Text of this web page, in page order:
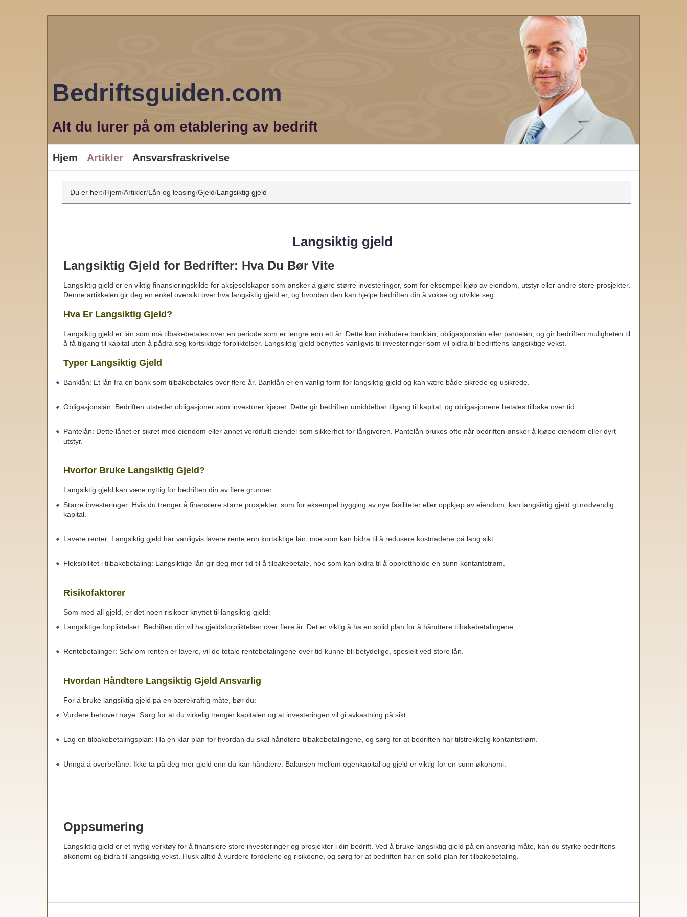
Bedriftsguiden.com
Alt du lurer på om etablering av bedrift
Hjem Artikler Ansvarsfraskrivelse
Du er her: Hjem Artikler Lån og leasing Gjeld Langsiktig gjeld
Langsiktig gjeld
Langsiktig Gjeld for Bedrifter: Hva Du Bør Vite
Langsiktig gjeld er en viktig finansieringskilde for aksjeselskaper som ønsker å gjøre større investeringer, som for eksempel kjøp av eiendom, utstyr eller andre store prosjekter.
Denne artikkelen gir deg en enkel oversikt over hva langsiktig gjeld er, og hvordan den kan hjelpe bedriften din å vokse og utvikle seg.
Hva Er Langsiktig Gjeld?
Langsiktig gjeld er lån som må tilbakebetales over en periode som er lengre enn ett år. Dette kan inkludere banklån, obligasjonslån eller pantelån, og gir bedriften muligheten til
å få tilgang til kapital uten å pådra seg kortsiktige forpliktelser. Langsiktig gjeld benyttes vanligvis til investeringer som vil bidra til bedriftens langsiktige vekst.
Typer Langsiktig Gjeld
Banklån: Et lån fra en bank som tilbakebetales over flere år. Banklån er en vanlig form for langsiktig gjeld og kan være både sikrede og usikrede.
Obligasjonslån: Bedriften utsteder obligasjoner som investorer kjøper. Dette gir bedriften umiddelbar tilgang til kapital, og obligasjonene betales tilbake over tid.
Pantelån: Dette lånet er sikret med eiendom eller annet verdifullt eiendel som sikkerhet for långiveren. Pantelån brukes ofte når bedriften ønsker å kjøpe eiendom eller dyrt
utstyr.
Hvorfor Bruke Langsiktig Gjeld?
Langsiktig gjeld kan være nyttig for bedriften din av flere grunner:
Større investeringer: Hvis du trenger å finansiere større prosjekter, som for eksempel bygging av nye fasiliteter eller oppkjøp av eiendom, kan langsiktig gjeld gi nødvendig
kapital.
Lavere renter: Langsiktig gjeld har vanligvis lavere rente enn kortsiktige lån, noe som kan bidra til å redusere kostnadene på lang sikt.
Fleksibilitet i tilbakebetaling: Langsiktige lån gir deg mer tid til å tilbakebetale, noe som kan bidra til å opprettholde en sunn kontantstrøm.
Risikofaktorer
Som med all gjeld, er det noen risikoer knyttet til langsiktig gjeld:
Langsiktige forpliktelser: Bedriften din vil ha gjeldsforpliktelser over flere år. Det er viktig å ha en solid plan for å håndtere tilbakebetalingene.
Rentebetalinger: Selv om renten er lavere, vil de totale rentebetalingene over tid kunne bli betydelige, spesielt ved store lån.
Hvordan Håndtere Langsiktig Gjeld Ansvarlig
For å bruke langsiktig gjeld på en bærekraftig måte, bør du:
Vurdere behovet nøye: Sørg for at du virkelig trenger kapitalen og at investeringen vil gi avkastning på sikt.
Lag en tilbakebetalingsplan: Ha en klar plan for hvordan du skal håndtere tilbakebetalingene, og sørg for at bedriften har tilstrekkelig kontantstrøm.
Unngå å overbelåne: Ikke ta på deg mer gjeld enn du kan håndtere. Balansen mellom egenkapital og gjeld er viktig for en sunn økonomi.
Oppsumering
Langsiktig gjeld er et nyttig verktøy for å finansiere store investeringer og prosjekter i din bedrift. Ved å bruke langsiktig gjeld på en ansvarlig måte, kan du styrke bedriftens
økonomi og bidra til langsiktig vekst. Husk alltid å vurdere fordelene og risikoene, og sørg for at bedriften har en solid plan for tilbakebetaling.